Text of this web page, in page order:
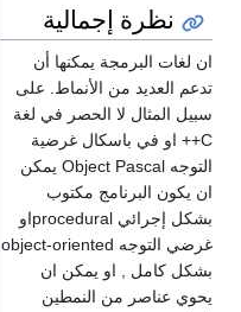
نظرة إجمالية
ان لغات البرمجة يمكنها أن
تدعم العديد من الأنماط. على
سبيل المثال لا الحصر في لغة
C++ او في باسكال غرضية
التوجه Object Pascal يمكن
ان يكون البرنامج مكتوب
بشكل إجرائي proceduralاو
غرضي التوجه object-oriented
بشكل كامل , او يمكن ان
يحوي عناصر من النمطين